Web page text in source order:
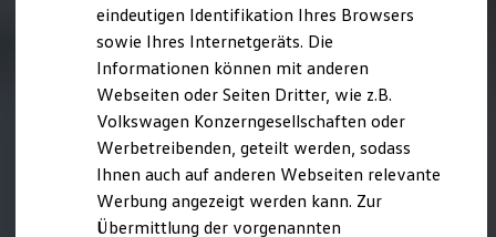
Lifestyle Shop
T-Roc Kollektion
Golf Kollektion
Volkswagen Kollektion
R-Kollektion
GTI Kollektion
Fußball Drop
we drive football
#wedriveproud
Besitzer und Service
eindeutigen Identifikation Ihres Browsers
sowie Ihres Internetgeräts. Die
Informationen können mit anderen
Webseiten oder Seiten Dritter, wie z.B.
Volkswagen Konzerngesellschaften oder
Werbetreibenden, geteilt werden, sodass
Ihnen auch auf anderen Webseiten relevante
Werbung angezeigt werden kann. Zur
Übermittlung der vorgenannten